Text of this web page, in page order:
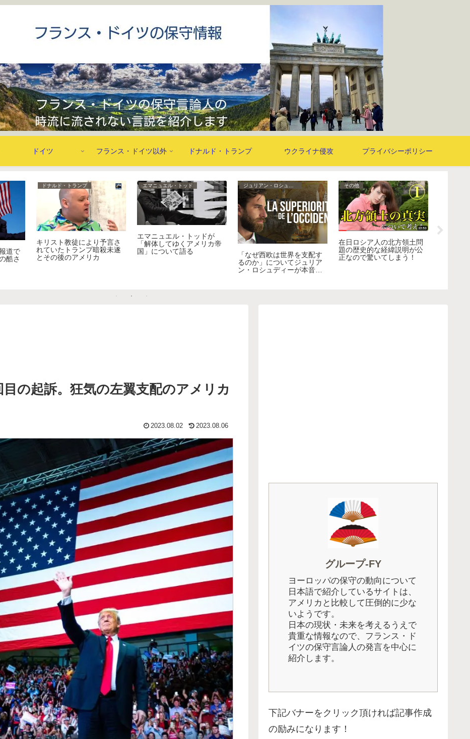
ドイツ フランス・ドイツ以外 ドナルド・トランプ ウクライナ侵攻 プライバシーポリシー
道で
酷さ
ドナルド・トランプ
キリスト教徒により予言さ
れていたトランプ暗殺未遂
とその後のアメリカ
エマニュエル・トッド
エマニュエル・トッドが
「解体してゆくアメリカ帝
国」について語る
「なぜ西欧は世界を支配す
るのか」についてジュリア
ン・ロシュディーが本音を
その他
在日ロシア人の北方領土問
題の歴史的な経緯説明が公
正なので驚いてしまう！
の起訴。狂気の左翼支配のアメリカ
2023.08.02 2023.08.06
グループ-FY
ヨーロッパの保守の動向について
日本語で紹介しているサイトは、
アメリカと比較して圧倒的に少な
いようです。
日本の現状・未来を考えるうえで
貴重な情報なので、フランス・ド
イツの保守言論人の発言を中心に
紹介します。
下記バナーをクリック頂ければ記事作成
の励みになります！